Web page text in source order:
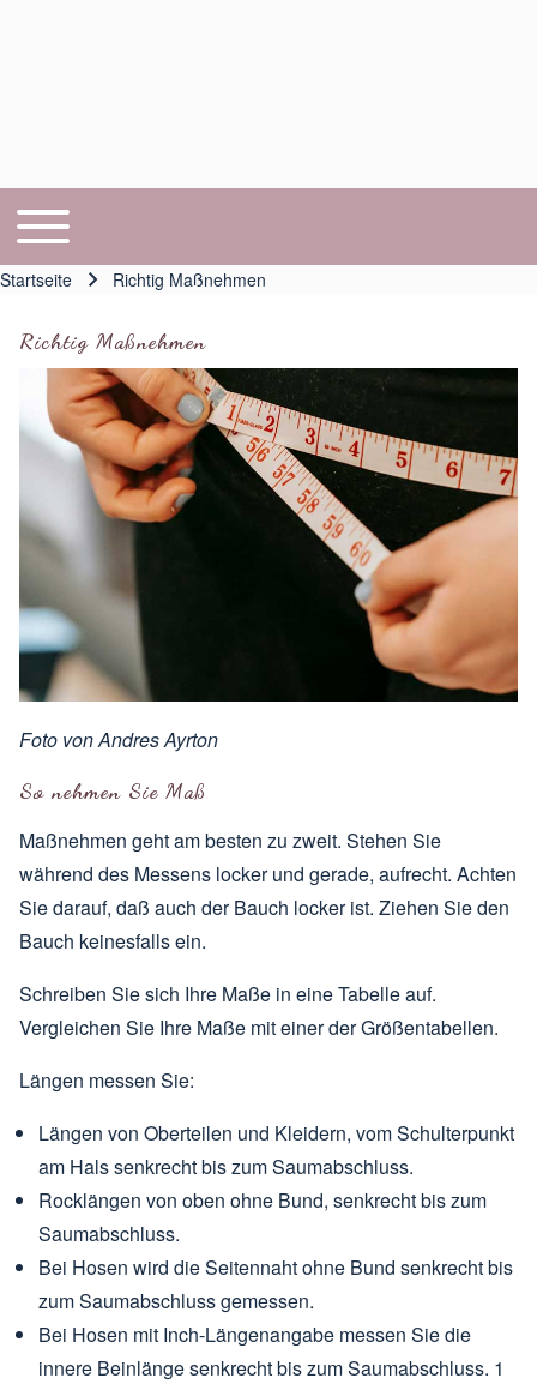
Hauptnavigation
Toggle main menu
Startseite Richtig Maßnehmen
Richtig Maßnehmen
Foto vonAndres Ayrton
So nehmen Sie Maß
Maßnehmen geht am besten zu zweit. Stehen Sie
während des Messens locker und gerade, aufrecht. Achten
Sie darauf, daß auch der Bauch locker ist. Ziehen Sie den
Bauch keinesfalls ein.
Schreiben Sie sich Ihre Maße in eine Tabelle auf.
Vergleichen Sie Ihre Maße mit einer derGrößentabellen.
Längen messen Sie:
Längen von Oberteilen und Kleidern, vom Schulterpunkt
am Hals senkrecht bis zum Saumabschluss.
Rocklängen von oben ohne Bund, senkrecht bis zum
Saumabschluss.
Bei Hosen wird die Seitennaht ohne Bund senkrecht bis
zum Saumabschluss gemessen.
Bei Hosen mit Inch-Längenangabe messen Sie die
innere Beinlänge senkrecht bis zum Saumabschluss. 1